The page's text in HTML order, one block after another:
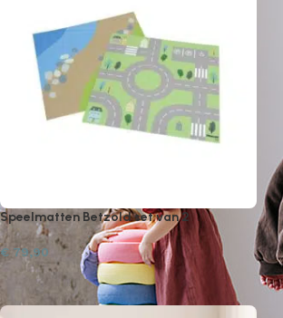
Speelmatten Betzold set van 2
€ 79,90